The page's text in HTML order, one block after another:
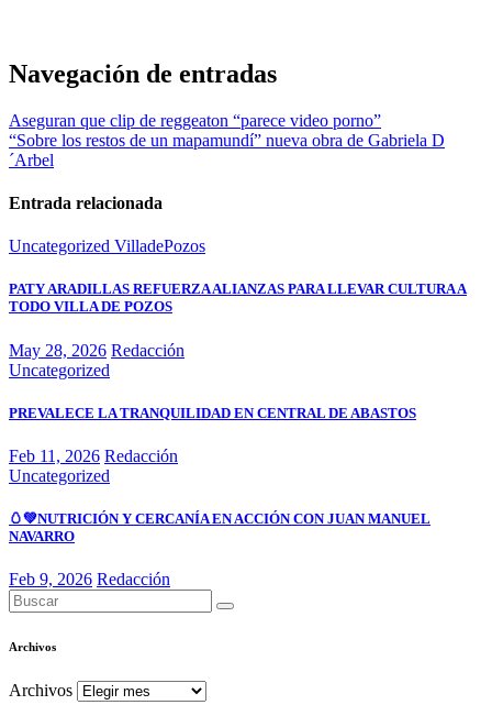
Navegación de entradas
Aseguran que clip de reggeaton “parece video porno”
“Sobre los restos de un mapamundí” nueva obra de Gabriela D
´Arbel
Entrada relacionada
Uncategorized VilladePozos
PATY ARADILLAS REFUERZA ALIANZAS PARA LLEVAR CULTURA A
TODO VILLA DE POZOS
May 28, 2026 Redacción
Uncategorized
PREVALECE LA TRANQUILIDAD EN CENTRAL DE ABASTOS
Feb 11, 2026 Redacción
Uncategorized
🥚💚NUTRICIÓN Y CERCANÍA EN ACCIÓN CON JUAN MANUEL
NAVARRO
Feb 9, 2026 Redacción
Archivos
Archivos